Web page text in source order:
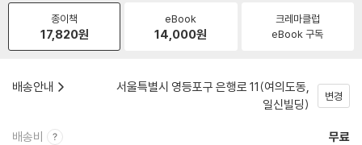
종이책
17,820원
eBook
14,000원
크레마클럽
eBook 구독
배송안내
서울특별시 영등포구 은행로 11(여의도동,
일신빌딩)
변경
배송비 무료